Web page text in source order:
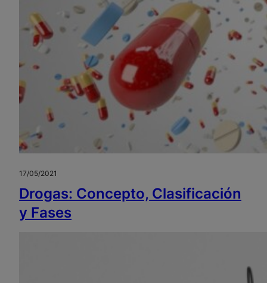
17/05/2021
Drogas: Concepto, Clasificación
y Fases